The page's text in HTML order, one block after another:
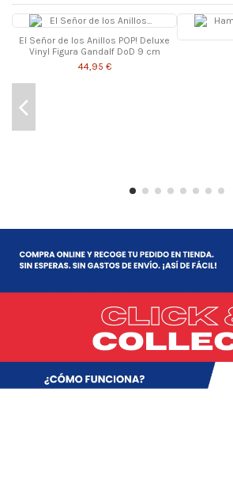
El Señor de los Anillos POP! Deluxe
Vinyl Figura Gandalf DoD 9 cm
44,95 €